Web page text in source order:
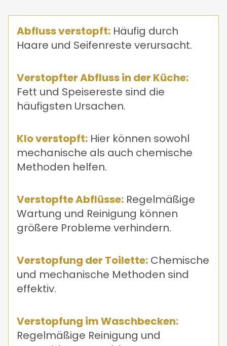
Abfluss verstopft: Häufig durch
Haare und Seifenreste verursacht.
Verstopfter Abfluss in der Küche:
Fett und Speisereste sind die
häufigsten Ursachen.
Klo verstopft: Hier können sowohl
mechanische als auch chemische
Methoden helfen.
Verstopfte Abflüsse: Regelmäßige
Wartung und Reinigung können
größere Probleme verhindern.
Verstopfung der Toilette: Chemische
und mechanische Methoden sind
effektiv.
Verstopfung im Waschbecken:
Regelmäßige Reinigung und